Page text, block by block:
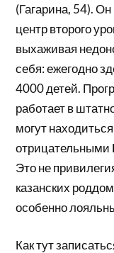
(Гагарина, 54).
центр второго
выхаживая
себя: ежегодно
4000 детей.
работает в
могут
Это не
казанских
особенно
Как тут